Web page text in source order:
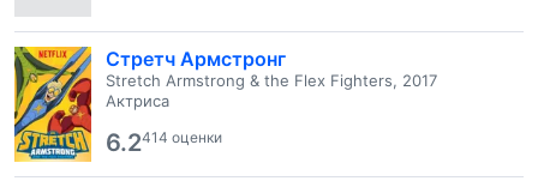
Стретч Армстронг
Stretch Armstrong & the Flex Fighters, 2017
Актриса
6.2414 оценки